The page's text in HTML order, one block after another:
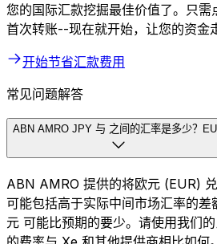
您的国际汇款挖掘最佳价值了。只
首次转账--现在就开始，让您的资金
开始节省汇款费用
常见问题解答
ABN AMRO JPY 与 之间的汇率是多少？
ABN AMRO 提供的将欧元 (EUR)
可能包括高于实际中间市场汇率的差
元 可能比预期的要少。请使用我们